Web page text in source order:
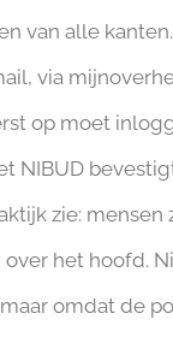
van alle
via
op moet
NIBUD
zie: mensen
het hoofd.
omdat de